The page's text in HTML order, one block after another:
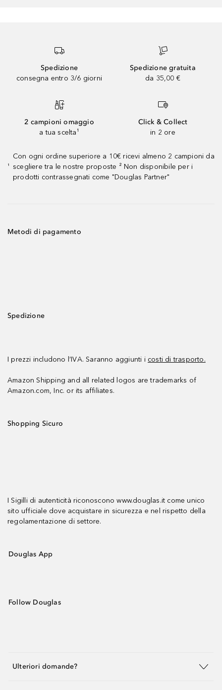
Spedizione
consegna entro 3/6 giorni
Spedizione gratuita
da 35,00 €
2 campioni omaggio
a tua scelta¹
Click & Collect
in 2 ore
¹
Con ogni ordine superiore a 10€ ricevi almeno 2 campioni da
scegliere tra le nostre proposte ² Non disponibile per i
prodotti contrassegnati come "Douglas Partner"
Metodi di pagamento
Spedizione
I prezzi includono l’IVA. Saranno aggiunti i costi di trasporto.
Amazon Shipping and all related logos are trademarks of
Amazon.com, Inc. or its affiliates.
Shopping Sicuro
I Sigilli di autenticità riconoscono www.douglas.it come unico
sito ufficiale dove acquistare in sicurezza e nel rispetto della
regolamentazione di settore.
Douglas App
Follow Douglas
Ulteriori domande?